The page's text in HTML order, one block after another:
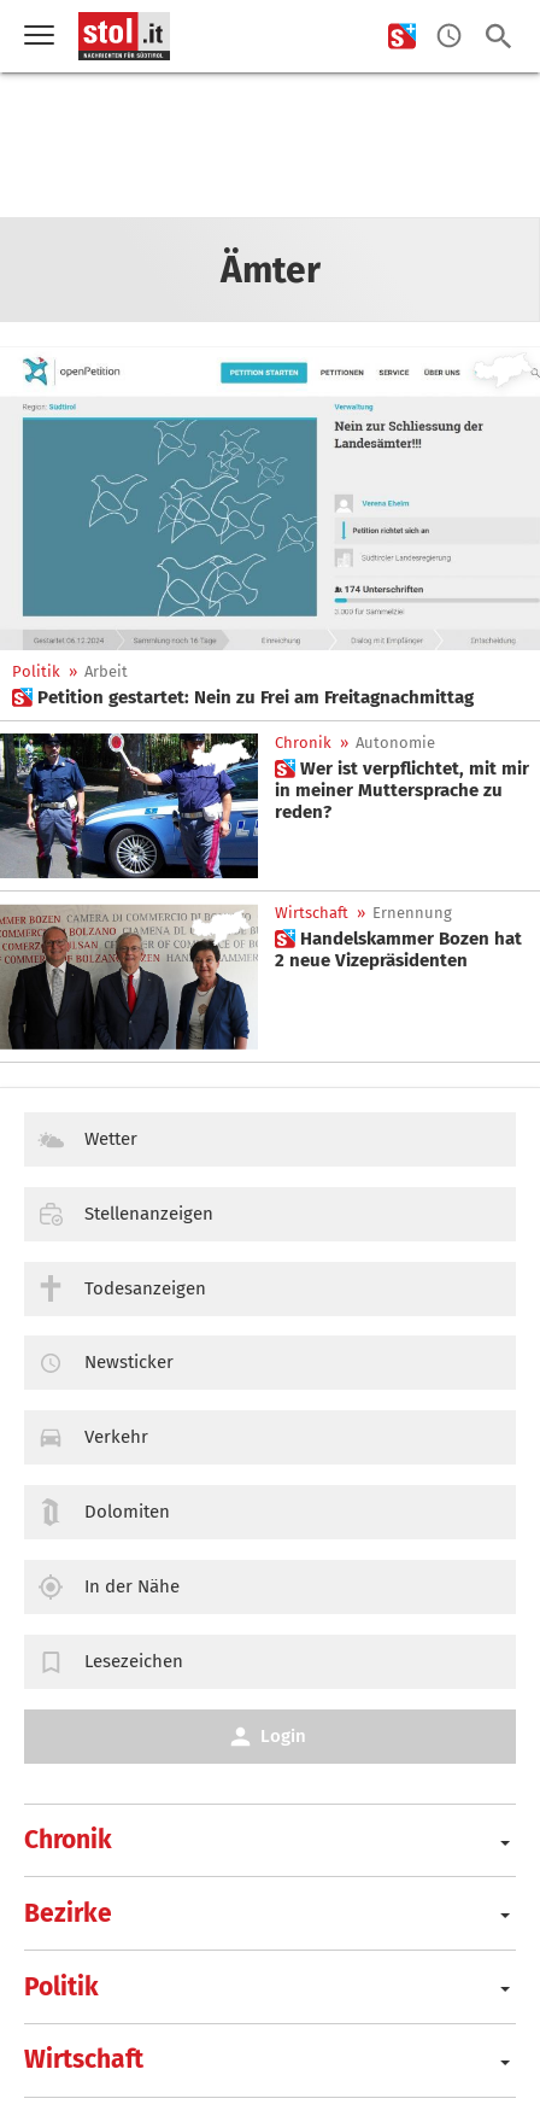
Ämter
Politik » Arbeit
 Petition gestartet: Nein zu Frei am Freitagnachmittag
Chronik » Autonomie
 Wer ist verpflichtet, mit mir
in meiner Muttersprache zu
reden?
Wirtschaft » Ernennung
 Handelskammer Bozen hat
2 neue Vizepräsidenten
Chronik
Bezirke
Politik
Wirtschaft
Wetter
Stellenanzeigen
Todesanzeigen
Newsticker
Verkehr
Dolomiten
In der Nähe
Lesezeichen
Login